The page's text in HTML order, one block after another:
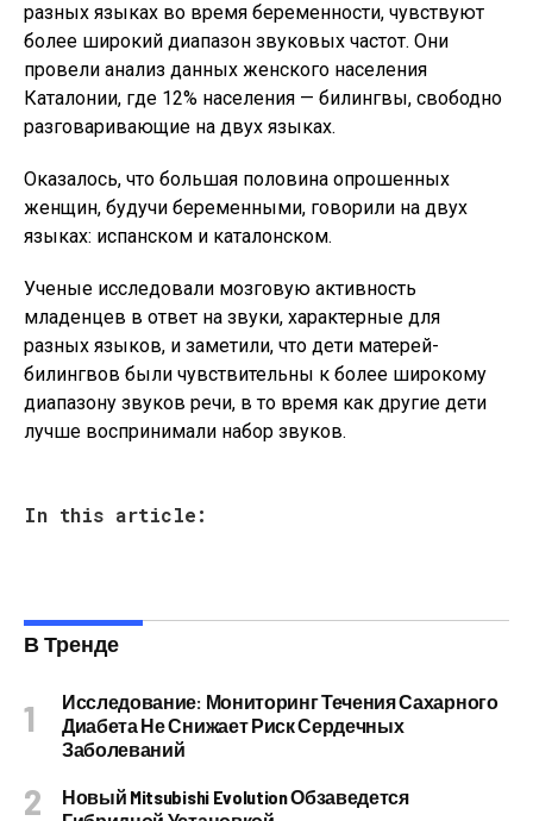
разных языках во время беременности, чувствуют
более широкий диапазон звуковых частот. Они
провели анализ данных женского населения
Каталонии, где 12% населения — билингвы, свободно
разговаривающие на двух языках.
Оказалось, что большая половина опрошенных
женщин, будучи беременными, говорили на двух
языках: испанском и каталонском.
Ученые исследовали мозговую активность
младенцев в ответ на звуки, характерные для
разных языков, и заметили, что дети матерей-
билингвов были чувствительны к более широкому
диапазону звуков речи, в то время как другие дети
лучше воспринимали набор звуков.
In this article:
В Тренде
Исследование: Мониторинг Течения Сахарного
Диабета Не Снижает Риск Сердечных
Заболеваний
Новый Mitsubishi Evolution Обзаведется